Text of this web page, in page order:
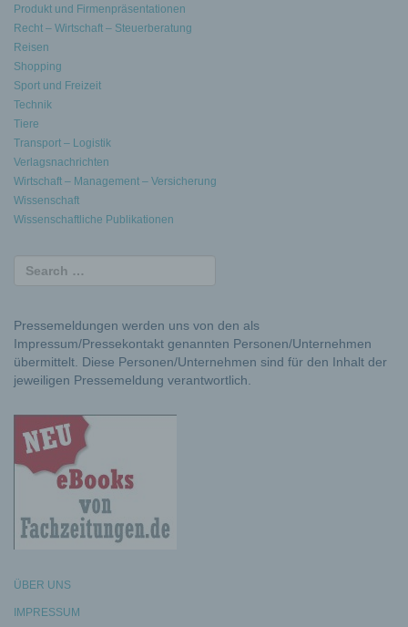
Produkt und Firmenpräsentationen
Recht – Wirtschaft – Steuerberatung
Reisen
Shopping
Sport und Freizeit
Technik
Tiere
Transport – Logistik
Verlagsnachrichten
Wirtschaft – Management – Versicherung
Wissenschaft
Wissenschaftliche Publikationen
Pressemeldungen werden uns von den als
Impressum/Pressekontakt genannten Personen/Unternehmen
übermittelt. Diese Personen/Unternehmen sind für den Inhalt der
jeweiligen Pressemeldung verantwortlich.
ÜBER UNS
IMPRESSUM